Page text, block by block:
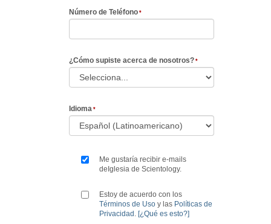
Número de Teléfono
¿Cómo supiste acerca de nosotros?
Idioma
Me gustaría recibir e-mails
deIglesia de Scientology.
Estoy de acuerdo con los
Términos de Uso y las Políticas de
Privacidad
[¿Qué es esto?]